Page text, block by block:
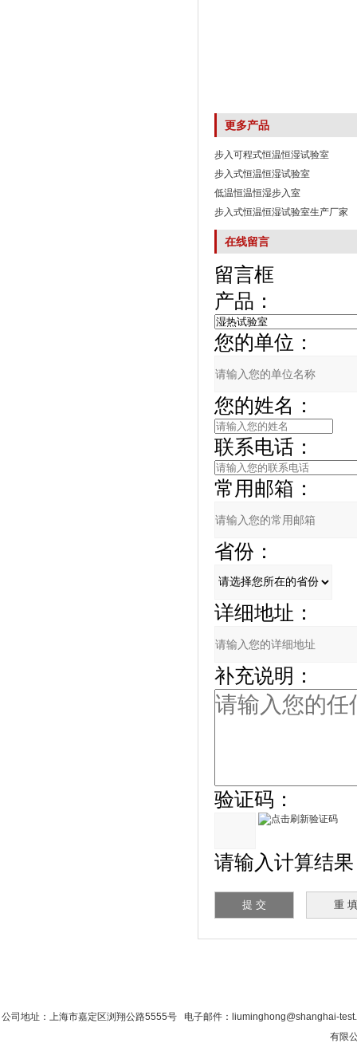
更多产品
步入可程式恒温恒湿试验室
步入式恒温恒湿试验室
低温恒温恒湿步入室
步入式恒温恒湿试验室生产厂家
在线留言
留言框
产品：
您的单位：
您的姓名：
联系电话：
常用邮箱：
省份：
详细地址：
补充说明：
验证码：
请输入计算结果
公司地址：上海市嘉定区浏翔公路5555号 电子邮件：liuminghong@shanghai-
有限公